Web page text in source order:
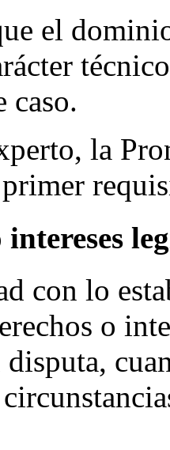
el
caso.
la
intereses
con lo
o